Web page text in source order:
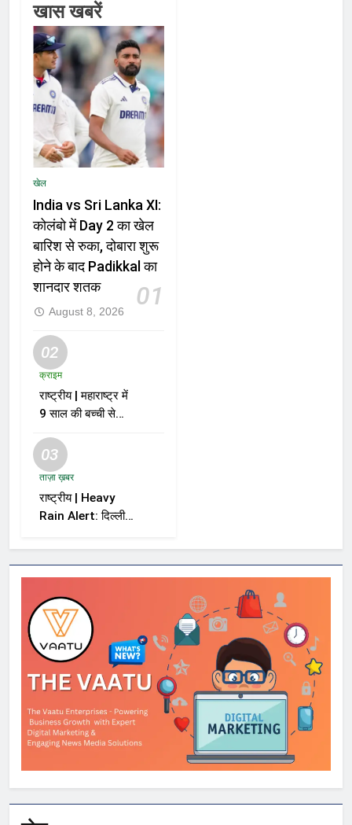
खास खबरें
खेल
India vs Sri Lanka XI:
कोलंबो में Day 2 का खेल
बारिश से रुका, दोबारा शुरू
होने के बाद Padikkal का
शानदार शतक
01
August 8, 2026
02
क्राइम
राष्ट्रीय | महाराष्ट्र में
9 साल की बच्ची से
मामले में आरोपी को मौत
की सजा
03
ताज़ा ख़बर
राष्ट्रीय | Heavy
Rain Alert: दिल्ली-
में भारी बारिश का अलर्ट,
Kerala और Odisha